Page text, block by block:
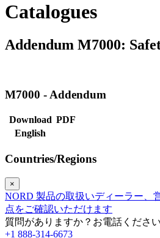
Catalogues
Addendum M7000:
M7000 - Addendum
Download PDF
English
Countries/Regions
×
NORD 製品の取扱いディーラー、
点をご確認いただけます
質問がありますか？お電話ください
+1 888-314-6673